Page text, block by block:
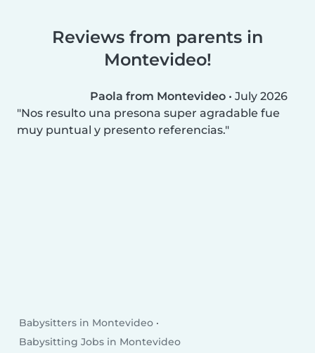
Reviews from parents in
Montevideo!
Paola from Montevideo • July 2026
Nos resulto una presona super agradable fue
muy puntual y presento referencias.
Babysitters in Montevideo
Babysitting Jobs in Montevideo